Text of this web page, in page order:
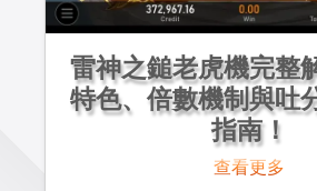
雷神之鎚老虎機完整
特色、倍數機制與吐
指南！
查看更多